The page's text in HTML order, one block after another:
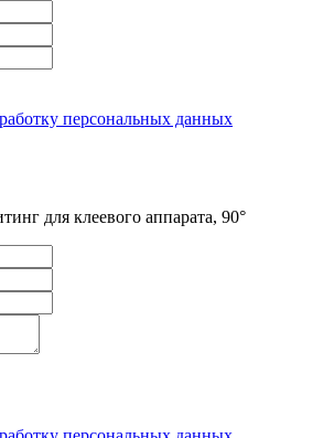
персональных данных
для клеевого аппарата, 90°